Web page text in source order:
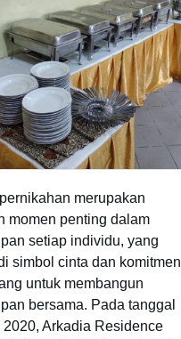
merupakan
momen penting dalam
setiap individu, yang
simbol cinta dan komitmen
untuk membangun
bersama. Pada tanggal
2020, Arkadia Residence